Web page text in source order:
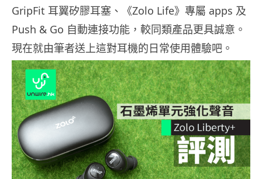
GripFit 耳翼矽膠耳塞、《Zolo Life》專屬 apps 及
Push & Go 自動連接功能，較同類產品更具誠意。
現在就由筆者送上這對耳機的日常使用體驗吧。